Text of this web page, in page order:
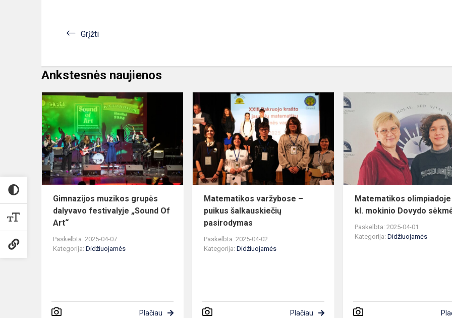
Grįžti
Ankstesnės naujienos
muzikos
grupės
dalyvavo
festivalyje
„Sound
Of
Ar...
Gimnazijos muzikos grupės
dalyvavo festivalyje „Sound Of
Art“
Paskelbta: 2025-04-07
Kategorija: Didžiuojamės
Plačiau
Matematikos
varžybose
šalkauskiečių
pasirodymas
Matematikos varžybose –
puikus šalkauskiečių
pasirodymas
Paskelbta: 2025-04-02
Kategorija:Didžiuojamės
Plačiau
Matematikos
kl. mokinio Dovydo
Paskelbta: 2025-04-01
Kategorija:Didžiuojamės